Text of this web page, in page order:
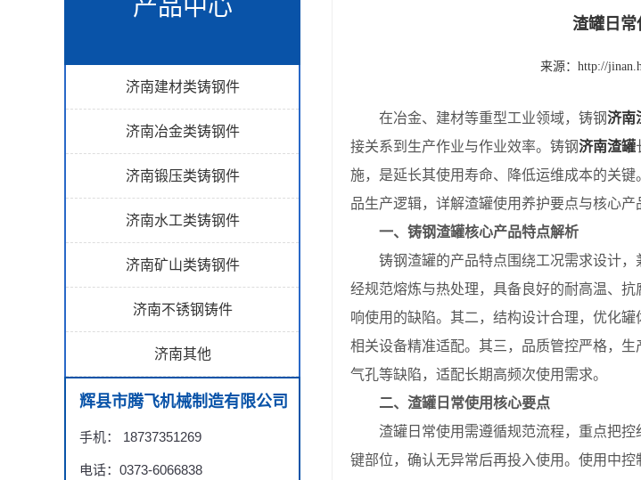
产品中心
济南建材类铸钢件
济南冶金类铸钢件
济南锻压类铸钢件
济南水工类铸钢件
济南矿山类铸钢件
济南不锈钢铸件
济南其他
辉县市腾飞机械制造有限公司
手机： 18737351269
电话：0373-6066838
渣罐日常
来源： http://
在冶金、建材等重型工业领域，铸钢济南
接关系到生产作业与作业效率。铸钢济南渣罐
施，是延长其使用寿命、降低运维成本的关
品生产逻辑，详解渣罐使用养护要点与核心产
一、铸钢渣罐核心产品特点解析
铸钢渣罐的产品特点围绕工况需求设计，
经规范熔炼与热处理，具备良好的耐高温、
响使用的缺陷。其二，结构设计合理，优化
相关设备精准适配。其三，品质管控严格，
气孔等缺陷，适配长期高频次使用需求。
二、渣罐日常使用核心要点
渣罐日常使用需遵循规范流程，重点把控
键部位，确认无异常后再投入使用。使用中